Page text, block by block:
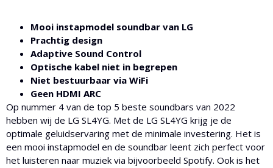
Mooi instapmodel soundbar van LG
Prachtig design
Adaptive Sound Control
Optische kabel niet in begrepen
Niet bestuurbaar via WiFi
Geen HDMI ARC
Op nummer 4 van de top 5 beste soundbars van 2022
hebben wij de LG SL4YG. Met de LG SL4YG krijg je de
optimale geluidservaring met de minimale investering. Het is
een mooi instapmodel en de soundbar leent zich perfect voor
het luisteren naar muziek via bijvoorbeeld Spotify. Ook is het